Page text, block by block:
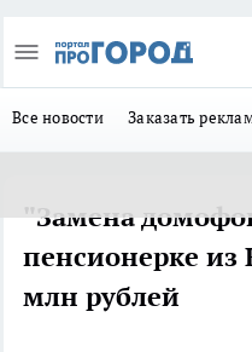
Все новости Заказать
"Замена
пенсионерке из
млн рублей